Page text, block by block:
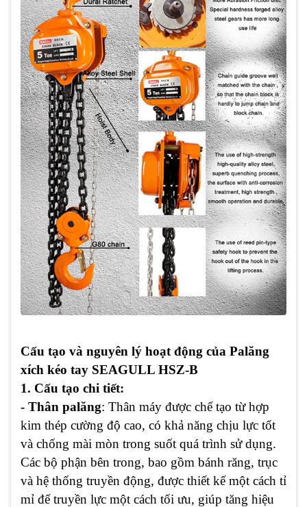
Cấu tạo và nguyên lý hoạt động của Palăng
xích kéo tay SEAGULL HSZ-B
1. Cấu tạo chi tiết:
- Thân palăng: Thân máy được chế tạo từ hợp
kim thép cường độ cao, có khả năng chịu lực tốt
và chống mài mòn trong suốt quá trình sử dụng.
Các bộ phận bên trong, bao gồm bánh răng, trục
và hệ thống truyền động, được thiết kế một cách tỉ
mỉ để truyền lực một cách tối ưu, giúp tăng hiệu